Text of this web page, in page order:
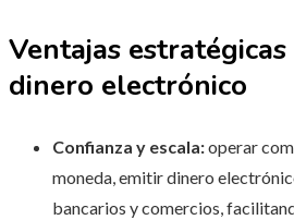
Ventajas
dinero electrónico
Confianza y escala:operar
moneda, emitir dinero
bancarios y comercios,